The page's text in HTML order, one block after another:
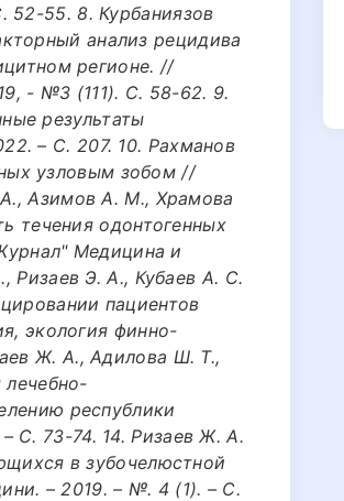
52-55. 8. Курбаниязов
анализ рецидива
регионе. //
- №3 (111). С. 58-62. 9.
результаты
– С. 207. 10. Рахманов
узловым зобом //
А., Азимов А. М., Храмова
течения одонтогенных
Медицина и
Ризаев Э. А., Кубаев А. С.
пациентов
экология финно-
Ж. А., Адилова Ш. Т.,
республики
С. 73-74. 14. Ризаев Ж. А.
в зубочелюстной
– 2019. – №. 4 (1). – С.